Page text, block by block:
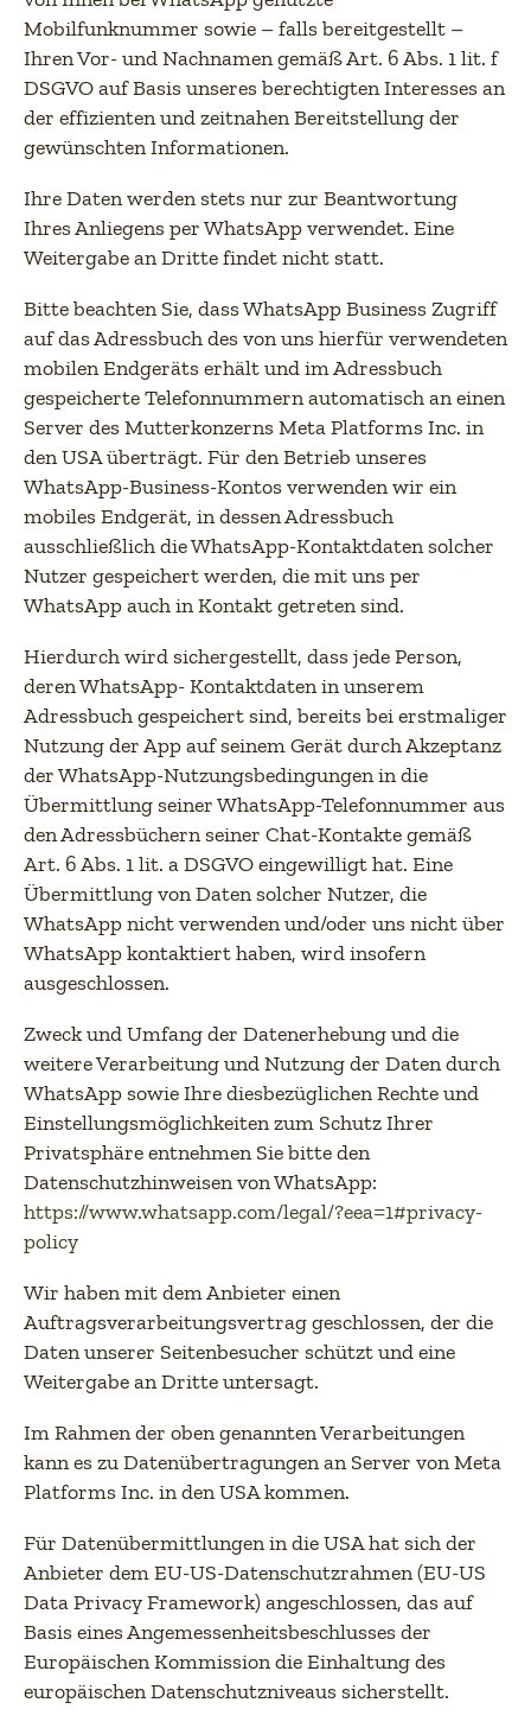
Mobilfunknummer sowie – falls bereitgestellt –
Ihren Vor- und Nachnamen gemäß Art. 6 Abs. 1 lit. f
DSGVO auf Basis unseres berechtigten Interesses an
der effizienten und zeitnahen Bereitstellung der
gewünschten Informationen.
Ihre Daten werden stets nur zur Beantwortung
Ihres Anliegens per WhatsApp verwendet. Eine
Weitergabe an Dritte findet nicht statt.
Bitte beachten Sie, dass WhatsApp Business Zugriff
auf das Adressbuch des von uns hierfür verwendeten
mobilen Endgeräts erhält und im Adressbuch
gespeicherte Telefonnummern automatisch an einen
Server des Mutterkonzerns Meta Platforms Inc. in
den USA überträgt. Für den Betrieb unseres
WhatsApp-Business-Kontos verwenden wir ein
mobiles Endgerät, in dessen Adressbuch
ausschließlich die WhatsApp-Kontaktdaten solcher
Nutzer gespeichert werden, die mit uns per
WhatsApp auch in Kontakt getreten sind.
Hierdurch wird sichergestellt, dass jede Person,
deren WhatsApp- Kontaktdaten in unserem
Adressbuch gespeichert sind, bereits bei erstmaliger
Nutzung der App auf seinem Gerät durch Akzeptanz
der WhatsApp-Nutzungsbedingungen in die
Übermittlung seiner WhatsApp-Telefonnummer aus
den Adressbüchern seiner Chat-Kontakte gemäß
Art. 6 Abs. 1 lit. a DSGVO eingewilligt hat. Eine
Übermittlung von Daten solcher Nutzer, die
WhatsApp nicht verwenden und/oder uns nicht über
WhatsApp kontaktiert haben, wird insofern
ausgeschlossen.
Zweck und Umfang der Datenerhebung und die
weitere Verarbeitung und Nutzung der Daten durch
WhatsApp sowie Ihre diesbezüglichen Rechte und
Einstellungsmöglichkeiten zum Schutz Ihrer
Privatsphäre entnehmen Sie bitte den
Datenschutzhinweisen von WhatsApp:
https://www.whatsapp.com/legal/?eea=1#privacy-
policy
Wir haben mit dem Anbieter einen
Auftragsverarbeitungsvertrag geschlossen, der die
Daten unserer Seitenbesucher schützt und eine
Weitergabe an Dritte untersagt.
Im Rahmen der oben genannten Verarbeitungen
kann es zu Datenübertragungen an Server von Meta
Platforms Inc. in den USA kommen.
Für Datenübermittlungen in die USA hat sich der
Anbieter dem EU-US-Datenschutzrahmen (EU-US
Data Privacy Framework) angeschlossen, das auf
Basis eines Angemessenheitsbeschlusses der
Europäischen Kommission die Einhaltung des
europäischen Datenschutzniveaus sicherstellt.